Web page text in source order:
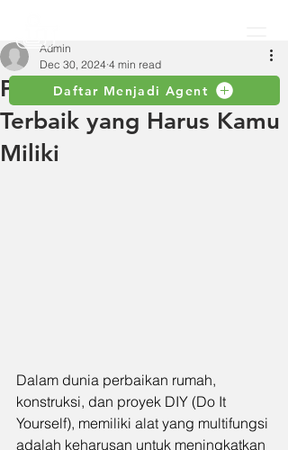
Daftar Menjadi Agent
Pilihan Obeng Tumbuk
Terbaik yang Harus Kamu
Miliki
Admin
Dec 30, 2024 4 min read
Dalam dunia perbaikan rumah,
konstruksi, dan proyek DIY (Do It
Yourself), memiliki alat yang multifungsi
adalah keharusan untuk meningkatkan